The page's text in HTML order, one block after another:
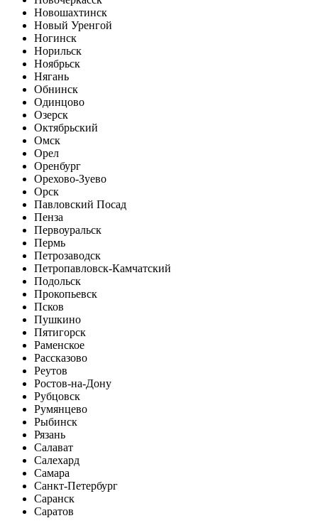
Новошахтинск
Новый Уренгой
Ногинск
Норильск
Ноябрьск
Нягань
Обнинск
Одинцово
Озерск
Октябрьский
Омск
Орел
Оренбург
Орехово-Зуево
Орск
Павловский Посад
Пенза
Первоуральск
Пермь
Петрозаводск
Петропавловск-Камчатский
Подольск
Прокопьевск
Псков
Пушкино
Пятигорск
Раменское
Рассказово
Реутов
Ростов-на-Дону
Рубцовск
Румянцево
Рыбинск
Рязань
Салават
Салехард
Самара
Санкт-Петербург
Саранск
Саратов